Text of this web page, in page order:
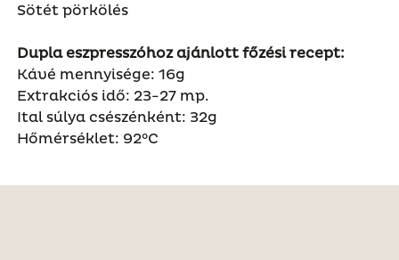
Sötét pörkölés
Dupla eszpresszóhoz ajánlott főzési recept:
Kávé mennyisége: 16g
Extrakciós idő: 23-27 mp.
Ital súlya csészénként: 32g
Hőmérséklet: 92°C